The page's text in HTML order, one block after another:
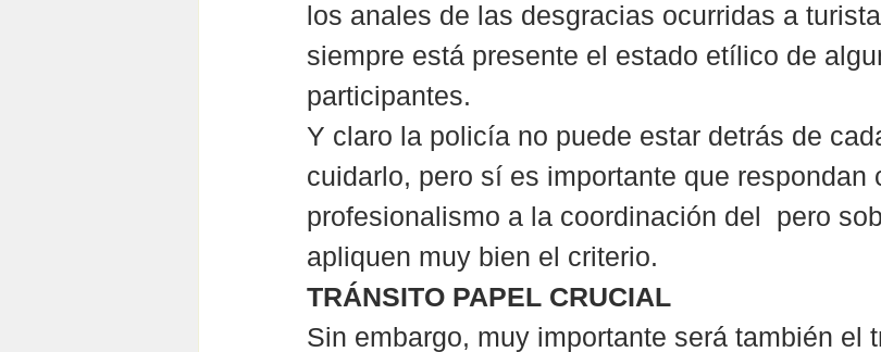
los anales de las desgracias ocurridas a
siempre está presente el estado etílico de
participantes.
Y claro la policía no puede estar detrás de
cuidarlo, pero sí es importante que respondan
profesionalismo a la coordinación del  pero
apliquen muy bien el criterio.
TRÁNSITO PAPEL CRUCIAL
Sin embargo, muy importante será también el